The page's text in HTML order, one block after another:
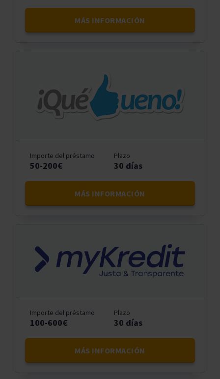
MÁS INFORMACIÓN
Importe del préstamo
50-200€
Plazo
30 días
MÁS INFORMACIÓN
Importe del préstamo
100-600€
Plazo
30 días
MÁS INFORMACIÓN